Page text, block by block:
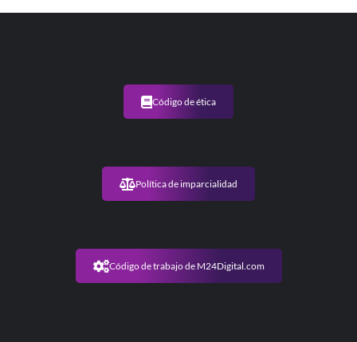
Código de ética
Política de imparcialidad
Código de trabajo de M24Digital.com